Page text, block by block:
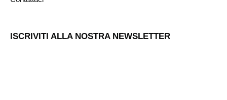
ISCRIVITI ALLA NOSTRA NEWSLETTER